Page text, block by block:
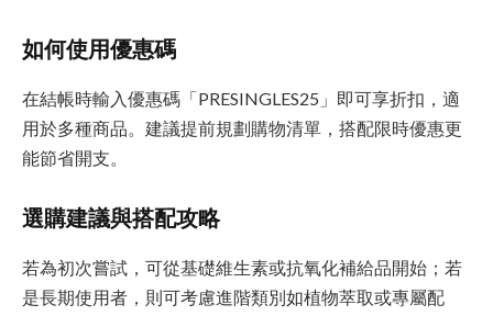
如何使用優惠碼
在結帳時輸入優惠碼「PRESINGLES25」即可享折扣，適
用於多種商品。建議提前規劃購物清單，搭配限時優惠更
能節省開支。
選購建議與搭配攻略
若為初次嘗試，可從基礎維生素或抗氧化補給品開始；若
是長期使用者，則可考慮進階類別如植物萃取或專屬配